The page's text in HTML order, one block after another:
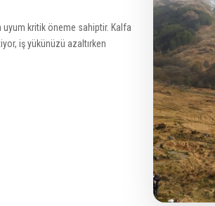
kritik öneme sahiptir. Kalfa
iş yükünüzü azaltırken